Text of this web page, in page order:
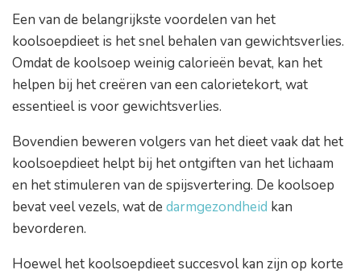
Een van de belangrijkste voordelen van het
koolsoepdieet is het snel behalen van gewichtsverlies.
Omdat de koolsoep weinig calorieën bevat, kan het
helpen bij het creëren van een calorietekort, wat
essentieel is voor gewichtsverlies.
Bovendien beweren volgers van het dieet vaak dat het
koolsoepdieet helpt bij het ontgiften van het lichaam
en het stimuleren van de spijsvertering. De koolsoep
bevat veel vezels, wat de darmgezondheid kan
bevorderen.
Hoewel het koolsoepdieet succesvol kan zijn op korte